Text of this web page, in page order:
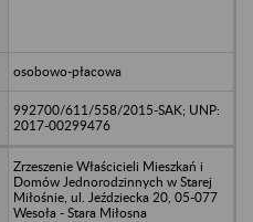
osobowo-płacowa
992700/611/558/2015-SAK; UNP:
2017-00299476
Zrzeszenie Właścicieli Mieszkań i
Domów Jednorodzinnych w Starej
Miłośnie, ul. Jeździecka 20, 05-077
Wesoła - Stara Miłosna